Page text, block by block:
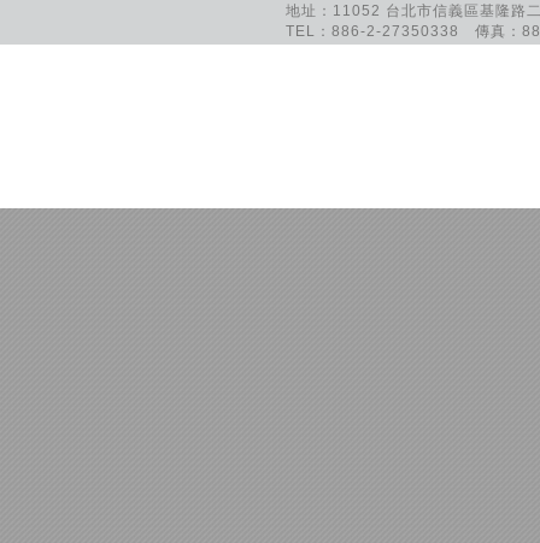
地址：11052 台北市信義區基隆路
TEL：886-2-27350338 傳真：